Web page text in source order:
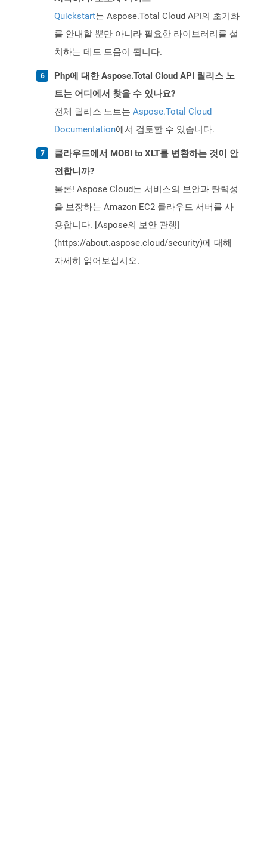
Quickstart는 Aspose.Total Cloud API의 초기화
를 안내할 뿐만 아니라 필요한 라이브러리를 설
치하는 데도 도움이 됩니다.
Php에 대한 Aspose.Total Cloud API 릴리스 노
트는 어디에서 찾을 수 있나요?
전체 릴리스 노트는 Aspose.Total Cloud
Documentation에서 검토할 수 있습니다.
클라우드에서 MOBI to XLT를 변환하는 것이 안
전합니까?
물론! Aspose Cloud는 서비스의 보안과 탄력성
을 보장하는 Amazon EC2 클라우드 서버를 사
용합니다. [Aspose의 보안 관행]
(https://about.aspose.cloud/security)에 대해
자세히 읽어보십시오.